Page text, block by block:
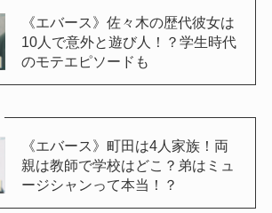
《エバース》佐々木の歴代彼女は
10人で意外と遊び人！？学生時代
のモテエピソードも
《エバース》町田は4人家族！両
親は教師で学校はどこ？弟はミュ
ージシャンって本当！？